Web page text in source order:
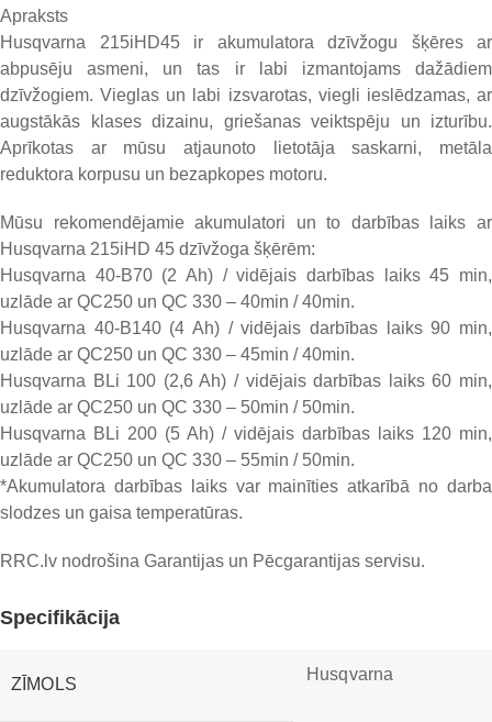
Apraksts
Husqvarna 215iHD45 ir akumulatora dzīvžogu šķēres ar
abpusēju asmeni, un tas ir labi izmantojams dažādiem
dzīvžogiem. Vieglas un labi izsvarotas, viegli ieslēdzamas, ar
augstākās klases dizainu, griešanas veiktspēju un izturību.
Aprīkotas ar mūsu atjaunoto lietotāja saskarni, metāla
reduktora korpusu un bezapkopes motoru.
Mūsu rekomendējamie akumulatori un to darbības laiks ar
Husqvarna 215iHD 45 dzīvžoga šķērēm:
Husqvarna 40-B70 (2 Ah) / vidējais darbības laiks 45 min,
uzlāde ar QC250 un QC 330 – 40min / 40min.
Husqvarna 40-B140 (4 Ah) / vidējais darbības laiks 90 min,
uzlāde ar QC250 un QC 330 – 45min / 40min.
Husqvarna BLi 100 (2,6 Ah) / vidējais darbības laiks 60 min,
uzlāde ar QC250 un QC 330 – 50min / 50min.
Husqvarna BLi 200 (5 Ah) / vidējais darbības laiks 120 min,
uzlāde ar QC250 un QC 330 – 55min / 50min.
*Akumulatora darbības laiks var mainīties atkarībā no darba
slodzes un gaisa temperatūras.
RRC.lv nodrošina Garantijas un Pēcgarantijas servisu.
Specifikācija
ZĪMOLS
Husqvarna